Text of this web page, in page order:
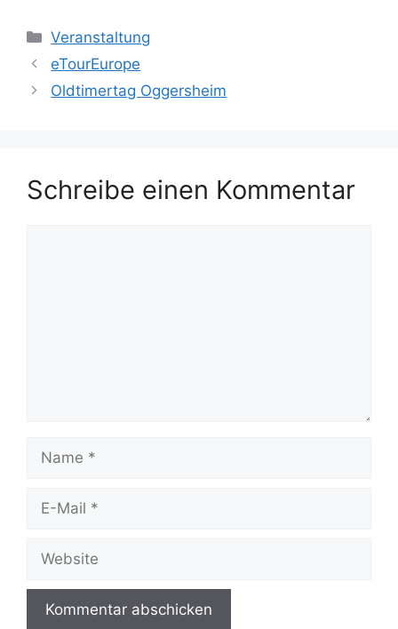
Kategorien
Veranstaltung
eTourEurope
Oldtimertag Oggersheim
Schreibe einen Kommentar
Name
Website